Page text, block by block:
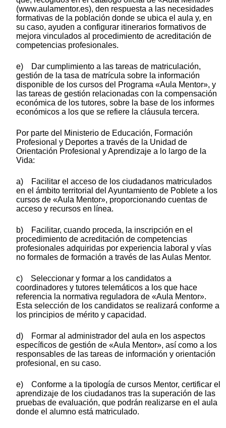
(www.aulamentor.es), den respuesta a las necesidades
formativas de la población donde se ubica el aula y, en
su caso, ayuden a configurar itinerarios formativos de
mejora vinculados al procedimiento de acreditación de
competencias profesionales.
e) Dar cumplimiento a las tareas de matriculación,
gestión de la tasa de matrícula sobre la información
disponible de los cursos del Programa «Aula Mentor», y
las tareas de gestión relacionadas con la compensación
económica de los tutores, sobre la base de los informes
económicos a los que se refiere la cláusula tercera.
Por parte del Ministerio de Educación, Formación
Profesional y Deportes a través de la Unidad de
Orientación Profesional y Aprendizaje a lo largo de la
Vida:
a) Facilitar el acceso de los ciudadanos matriculados
en el ámbito territorial del Ayuntamiento de Poblete a los
cursos de «Aula Mentor», proporcionando cuentas de
acceso y recursos en línea.
b) Facilitar, cuando proceda, la inscripción en el
procedimiento de acreditación de competencias
profesionales adquiridas por experiencia laboral y vías
no formales de formación a través de las Aulas Mentor.
c) Seleccionar y formar a los candidatos a
coordinadores y tutores telemáticos a los que hace
referencia la normativa reguladora de «Aula Mentor».
Esta selección de los candidatos se realizará conforme a
los principios de mérito y capacidad.
d) Formar al administrador del aula en los aspectos
específicos de gestión de «Aula Mentor», así como a los
responsables de las tareas de información y orientación
profesional, en su caso.
e) Conforme a la tipología de cursos Mentor, certificar el
aprendizaje de los ciudadanos tras la superación de las
pruebas de evaluación, que podrán realizarse en el aula
donde el alumno está matriculado.